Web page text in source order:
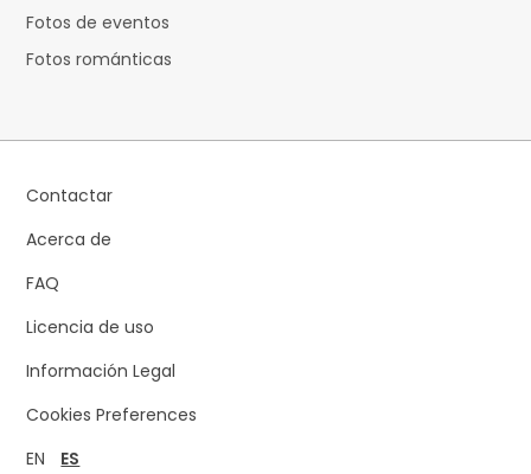
Fotos de eventos
Fotos románticas
Contactar
Acerca de
FAQ
Licencia de uso
Información Legal
Cookies Preferences
EN
ES